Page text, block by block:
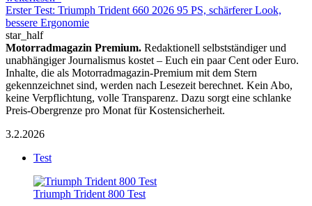
Erster Test: Triumph Trident 660 2026 95 PS, schärferer Look,
bessere Ergonomie
star_half
Motorradmagazin Premium. Redaktionell selbstständiger und
unabhängiger Journalismus kostet – Euch ein paar Cent oder Euro.
Inhalte, die als Motorradmagazin-Premium mit dem Stern
gekennzeichnet sind, werden nach Lesezeit berechnet. Kein Abo,
keine Verpflichtung, volle Transparenz. Dazu sorgt eine schlanke
Preis-Obergrenze pro Monat für Kostensicherheit.
3.2.2026
Test
Triumph Trident 800 Test